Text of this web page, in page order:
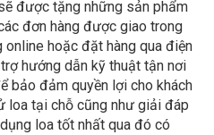
được tặng những sản phẩm
đơn hàng được giao trong
online hoặc đặt hàng qua điện
hướng dẫn kỹ thuật tận nơi
bảo đảm quyền lợi cho khách
loa tại chỗ cũng như giải đáp
loa tốt nhất qua đó có